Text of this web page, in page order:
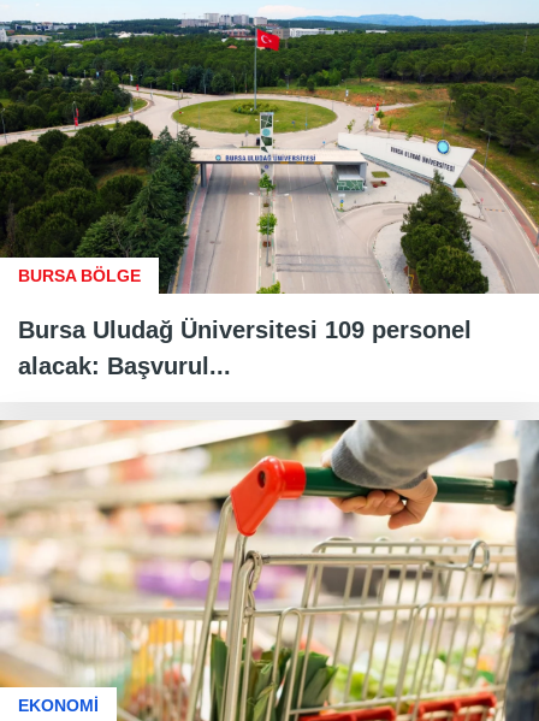
BURSA BÖLGE
Bursa Uludağ Üniversitesi 109 personel
alacak: Başvurul...
EKONOMİ